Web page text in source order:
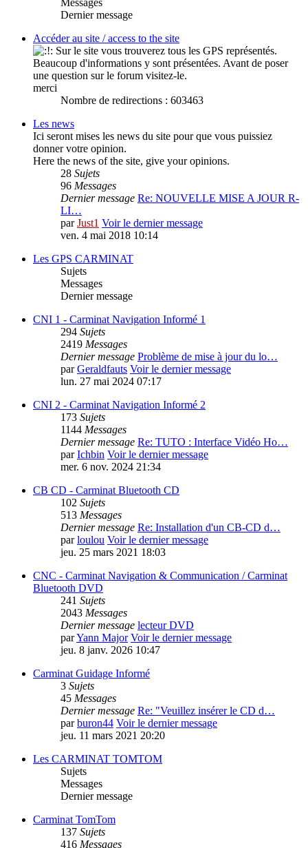
Messages
Dernier message
Accéder au site / access to the site
Sur le site vous trouverez tous les GPS représentés.
Beaucoup d'informations y sont présentées. Avant de poser
une question sur le forum visitez-le.
merci
Nombre de redirections : 603463
Les news
Ici seront mises les news du site pour que vous puissiez
donner votre opinion.
Here the news of the site, give your opinions.
28 Sujets
96 Messages
Dernier message Re: NOUVELLE MISE A JOUR R-
LI…
parJust1 Voir le dernier message
ven. 4 mai 2018 10:14
Les GPS CARMINAT
Sujets
Messages
Dernier message
CNI 1 - Carminat Navigation Informé 1
294 Sujets
2419 Messages
Dernier message Problème de mise à jour du lo…
parGeraldfauts Voir le dernier message
lun. 27 mai 2024 07:17
CNI 2 - Carminat Navigation Informé 2
173 Sujets
1144 Messages
Dernier message Re: TUTO : Interface Vidéo Ho…
parIchbin Voir le dernier message
mer. 6 nov. 2024 21:34
CB CD - Carminat Bluetooth CD
102 Sujets
513 Messages
Dernier message Re: Installation d'un CB-CD d…
parloulou Voir le dernier message
jeu. 25 mars 2021 18:03
CNC - Carminat Navigation & Communication / Carminat
Bluetooth DVD
241 Sujets
2043 Messages
Dernier message lecteur DVD
parYann Major Voir le dernier message
jeu. 8 janv. 2026 10:47
Carminat Guidage Informé
3 Sujets
45 Messages
Dernier message Re: "Veuillez insérer le CD d…
parburon44 Voir le dernier message
jeu. 11 mars 2021 20:20
Les CARMINAT TOMTOM
Sujets
Messages
Dernier message
Carminat TomTom
137 Sujets
416 Messages